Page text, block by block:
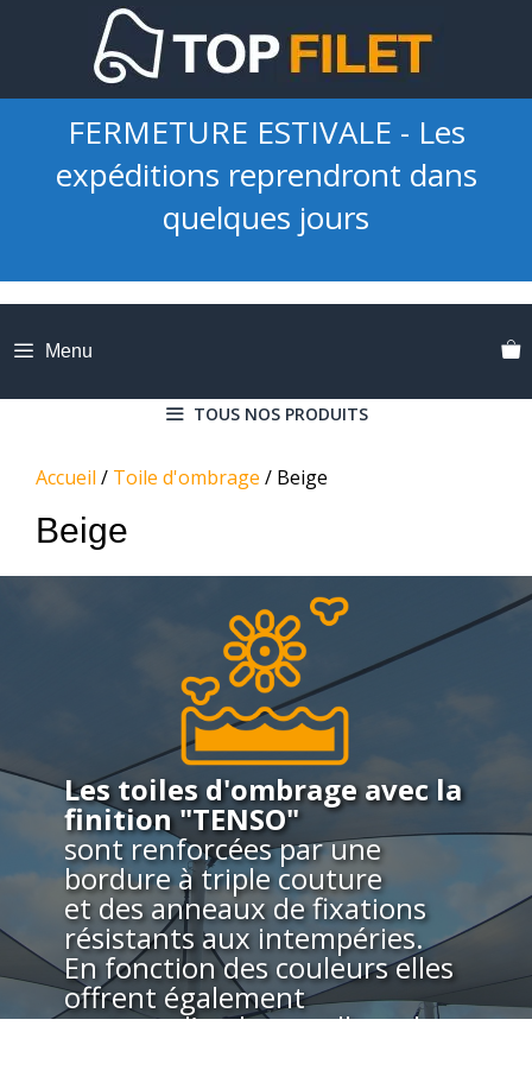
FERMETURE ESTIVALE - Les
expéditions reprendront dans
quelques jours
Menu
TOUS NOS PRODUITS
Accueil / Toile d'ombrage / Beige
Beige
Les toiles d'ombrage avec la
finition "TENSO"
sont renforcées par une
bordure à triple couture
et des anneaux de fixations
résistants aux intempéries.
En fonction des couleurs elles
offrent également
un taux d’ombrage allant de